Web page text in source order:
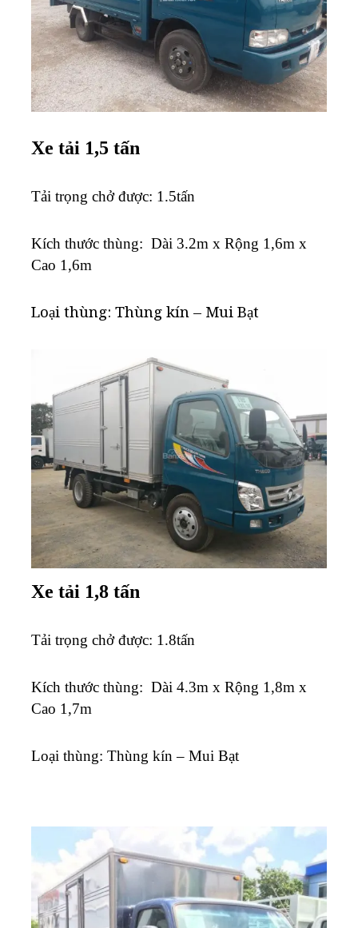
Xe tải 1,5 tấn
Tải trọng chở được: 1.5tấn
Kích thước thùng: Dài 3.2m x Rộng 1,6m x
Cao 1,6m
Loại thùng: Thùng kín – Mui Bạt
Xe tải 1,8 tấn
Tải trọng chở được: 1.8tấn
Kích thước thùng: Dài 4.3m x Rộng 1,8m x
Cao 1,7m
Loại thùng: Thùng kín – Mui Bạt